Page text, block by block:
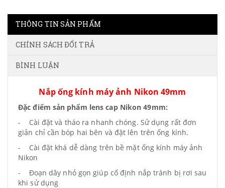
THÔNG TIN SẢN PHẨM
CHÍNH SÁCH ĐỔI TRẢ
BÌNH LUẬN
Nắp ống kính máy ảnh Nikon 49mm
Đặc điểm sản phẩm lens cap Nikon 49mm:
- Cài đặt và tháo ra nhanh chóng. Sử dụng rất đơn
giản chỉ cần bóp hai bên và đặt lên trên ống kính.
- Cài đặt khá dễ dàng trên bề mặt ống kính máy ảnh
Nikon
- Đoạn dây nhỏ gọn giúp cố định nắp tránh bị rơi sau
khi sử dụng